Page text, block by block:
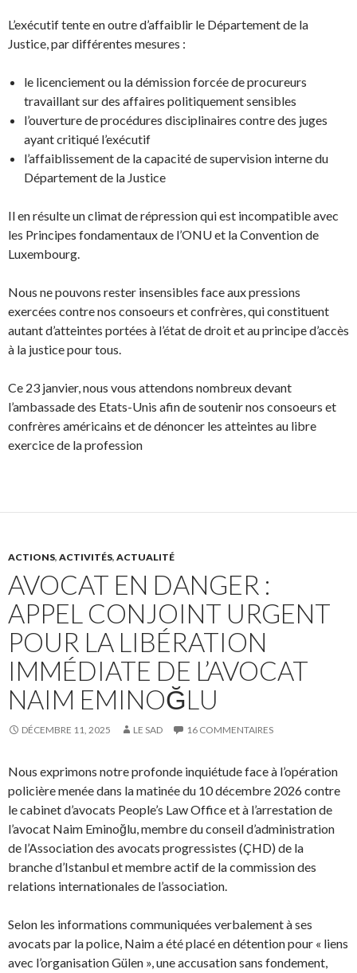
L’exécutif tente en outre d’affaiblir le Département de la
Justice, par différentes mesures :
le licenciement ou la démission forcée de procureurs
travaillant sur des affaires politiquement sensibles
l’ouverture de procédures disciplinaires contre des juges
ayant critiqué l’exécutif
l’affaiblissement de la capacité de supervision interne du
Département de la Justice
Il en résulte un climat de répression qui est incompatible avec
les Principes fondamentaux de l’ONU et la Convention de
Luxembourg.
Nous ne pouvons rester insensibles face aux pressions
exercées contre nos consoeurs et confrères, qui constituent
autant d’atteintes portées à l’état de droit et au principe d’accès
à la justice pour tous.
Ce 23 janvier, nous vous attendons nombreux devant
l’ambassade des Etats-Unis afin de soutenir nos consoeurs et
confrères américains et de dénoncer les atteintes au libre
exercice de la profession
ACTIONS, ACTIVITÉS, ACTUALITÉ
AVOCAT EN DANGER :
APPEL CONJOINT URGENT
POUR LA LIBÉRATION
IMMÉDIATE DE L’AVOCAT
NAIM EMINOĞLU
DÉCEMBRE 11, 2025 LE SAD 16 COMMENTAIRES
Nous exprimons notre profonde inquiétude face à l’opération
policière menée dans la matinée du 10 décembre 2026 contre
le cabinet d’avocats People’s Law Office et à l’arrestation de
l’avocat Naim Eminoğlu, membre du conseil d’administration
de l’Association des avocats progressistes (ÇHD) de la
branche d’Istanbul et membre actif de la commission des
relations internationales de l’association.
Selon les informations communiquées verbalement à ses
avocats par la police, Naim a été placé en détention pour « liens
avec l’organisation Gülen », une accusation sans fondement,